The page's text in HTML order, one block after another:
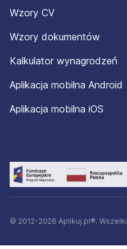
Wzory CV
Wzory dokumentów
Kalkulator wynagrodzeń
Aplikacja mobilna Android
Aplikacja mobilna iOS
© 2012-2026 Aplikuj.pl®.